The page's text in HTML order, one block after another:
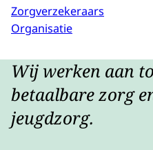
Zorgverzekeraars
Organisatie
Wij werken aan
betaalbare zorg
jeugdzorg.